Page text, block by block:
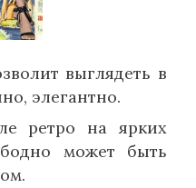
выглядеть в
элегантно.
ретро на ярких
может быть